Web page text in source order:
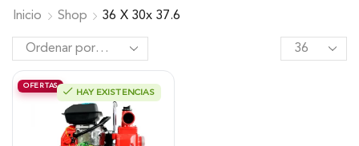
Inicio Shop 36 X 30x 37.6
OFERTAS
HAY EXISTENCIAS
Motobomba Alterman Gasolina 4T,
Autocebante 1.5″ X 1.5″ 2.5Hp,
Xgwp15P.
$904.258